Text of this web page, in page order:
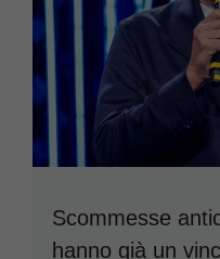
Scommesse
hanno già un